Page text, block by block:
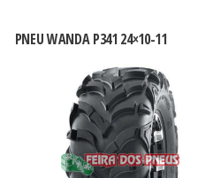
PNEU WANDA P341 24×10-11